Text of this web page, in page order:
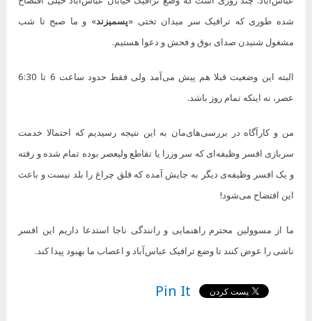
شده طوری که ترافیک سر میدان تختی «پسمیزند» و ما صبح تا شب
مشغول شنیدن صدای بوق و فحش و دعوا هستیم.
البته این وضعیت قبلا هم پیش می‌آمد ولی فقط حدود ساعت 6 تا 6:30
عصر، نه اینکه تمام روز باشد.
من و کارآگاه در بررسی‌های‌مان به این نتیجه رسیدیم که احتمالا خدمت
سربازی افسر وظیفه‌ای که سر وزرا یا تقاطع ولیعصر بوده تمام شده و رفته
و یک افسر وظیفه‌ی دیگر به جایش آمده که قلق چراغ را بلد نیست و باعث
این افتضاح می‌شود!
ما از مسوولین محترم راهنمایی و رانندگی ناجا استدعا داریم این افسر
ناشی را عوض کنند تا وضع ترافیک عباس‌آباد و اعصاب ما بهبود پیدا کند.
Pin It